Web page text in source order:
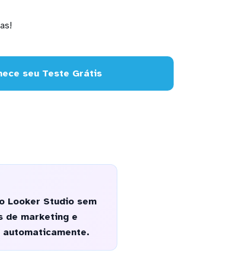
seu Teste Grátis
Looker Studio sem
de marketing e